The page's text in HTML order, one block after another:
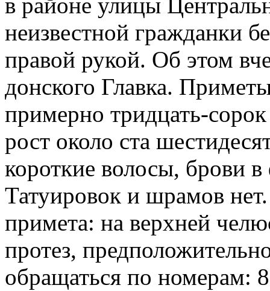
в районе улицы
неизвестной гражданки
правой рукой. Об этом
донского Главка.
примерно тридцать-
рост около ста
короткие волосы, брови
Татуировок и шрамов
примета: на верхней
протез,
обращаться по номерам: